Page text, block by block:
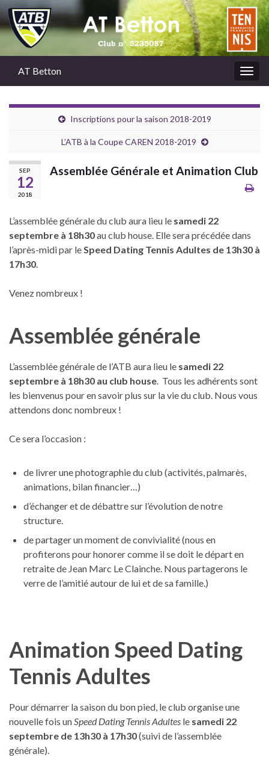
AT Betton
Inscriptions pour la saison 2018-2019
L’ATB à la Coupe CAREN 2018-2019
SEP
12
2018
Assemblée Générale et Animation Club
L’assemblée générale du club aura lieu le samedi 22
septembre à 18h30au club house. Elle sera précédée dans
l’après-midi par leSpeed Dating Tennis Adultes de 13h30 à
17h30.
Venez nombreux !
Assemblée générale
L’assemblée générale de l’ATB aura lieu le samedi 22
septembre à 18h30 au club house. Tous les adhérents sont
les bienvenus pour en savoir plus sur la vie du club. Nous vous
attendons donc nombreux !
Ce sera l’occasion :
de livrer une photographie du club (activités, palmarès,
animations, bilan financier…)
d’échanger et de débattre sur l’évolution de notre
structure.
de partager un moment de convivialité (nous en
profiterons pour honorer comme il se doit le départ en
retraite de Jean Marc Le Clainche. Nous partagerons le
verre de l’amitié autour de lui et de sa famille.)
Animation Speed Dating
Tennis Adultes
Pour démarrer la saison du bon pied, le club organise une
nouvelle fois unSpeed Dating Tennis Adultes le samedi 22
septembre de 13h30 à 17h30(suivi de l’assemblée
générale).